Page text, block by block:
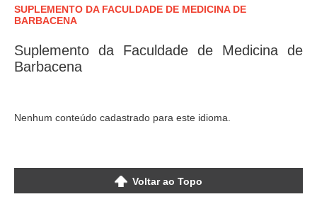
SUPLEMENTO DA FACULDADE DE MEDICINA DE
BARBACENA
Suplemento da Faculdade de Medicina de
Barbacena
Nenhum conteúdo cadastrado para este idioma.
Voltar ao Topo